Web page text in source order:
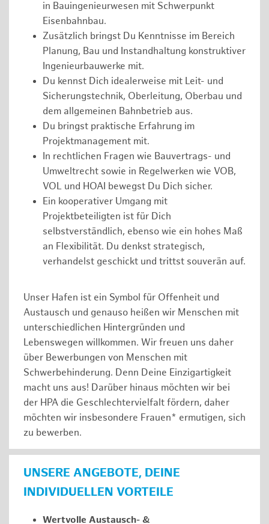
in Bauingenieurwesen mit Schwerpunkt
Eisenbahnbau.
Zusätzlich bringst Du Kenntnisse im Bereich
Planung, Bau und Instandhaltung konstruktiver
Ingenieurbauwerke mit.
Du kennst Dich idealerweise mit Leit- und
Sicherungstechnik, Oberleitung, Oberbau und
dem allgemeinen Bahnbetrieb aus.
Du bringst praktische Erfahrung im
Projektmanagement mit.
In rechtlichen Fragen wie Bauvertrags- und
Umweltrecht sowie in Regelwerken wie VOB,
VOL und HOAI bewegst Du Dich sicher.
Ein kooperativer Umgang mit
Projektbeteiligten ist für Dich
selbstverständlich, ebenso wie ein hohes Maß
an Flexibilität. Du denkst strategisch,
verhandelst geschickt und trittst souverän auf.
Unser Hafen ist ein Symbol für Offenheit und
Austausch und genauso heißen wir Menschen mit
unterschiedlichen Hintergründen und
Lebenswegen willkommen. Wir freuen uns daher
über Bewerbungen von Menschen mit
Schwerbehinderung. Denn Deine Einzigartigkeit
macht uns aus! Darüber hinaus möchten wir bei
der HPA die Geschlechtervielfalt fördern, daher
möchten wir insbesondere Frauen* ermutigen, sich
zu bewerben.
UNSERE ANGEBOTE, DEINE
INDIVIDUELLEN VORTEILE
Wertvolle Austausch- &